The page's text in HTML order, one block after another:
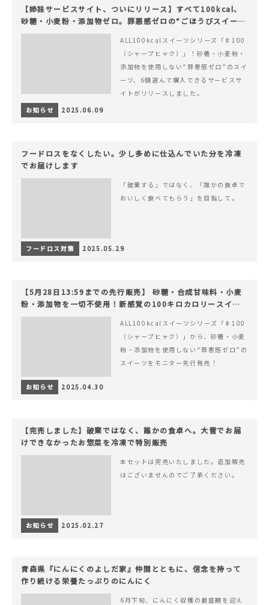
【姉妹サービスサイト、ついにリリース】すべて100kcal、
砂糖・小麦粉・添加物ゼロ。罪悪感ゼロの“ごほうびスイー
ツ”『#100（シャープ100）』
ALL100kcalスイーツシリーズ「♯100
（シャープヒャク）」！砂糖・小麦粉・
添加物を使用しない“罪悪感ゼロ”のスイ
ーツ、6個選んで購入できるサービスサ
イトがリリースしました。
お知らせ
2025.06.09
フードロスをなくしたい。少し多めに仕込んでいた分を冷凍
でお届けします
「破棄する」ではなく、「誰かの食卓で
おいしく食べてもらう」を目指して。
フードロス対策 2025.05.29
【5月28日13:59までの先行販売】 砂糖・合成甘味料・小麦
粉・添加物を一切不使用！新感覚の100キロカロリースイー
ツでヘルシーライフを。
ALL100kcalスイーツシリーズ「♯100
（シャープヒャク）」から、砂糖・小麦
粉・添加物を使用しない“罪悪感ゼロ”の
スイーツをモニター先行発売！
お知らせ 2025.04.30
【完売しました】破棄ではなく、誰かの食卓へ。大雪でお届
けできなかったお惣菜を冷凍で特別販売
本セットは完売いたしました。追加販売
はございませんのでご了承ください。
お知らせ 2025.02.27
青森県『にんにくのよしだ家』仲間とともに、信念を持って
作り続ける栄養たっぷりのにんにく
6月下旬、にんにく収穫の最盛期を迎え